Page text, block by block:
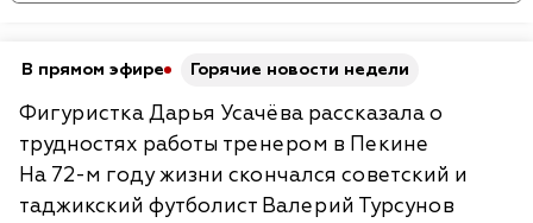
В прямом эфире Горячие новости недели
Фигуристка Дарья Усачёва рассказала о
трудностях работы тренером в Пекине
На 72-м году жизни скончался советский и
таджикский футболист Валерий Турсунов